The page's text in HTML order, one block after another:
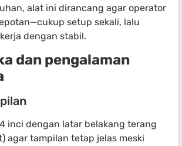
alat ini dirancang agar operator
setup sekali, lalu
dengan stabil.
dan pengalaman
inci dengan latar belakang terang
agar tampilan tetap jelas meski